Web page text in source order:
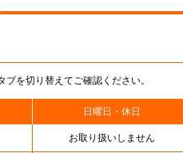
を切り替えてご確認ください。
日曜日・休日
お取り扱いしません